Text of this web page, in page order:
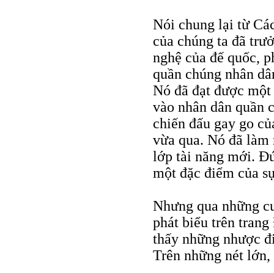
Nói chung lại từ
của chúng ta đã
nghệ của đế quốc,
quần chúng nhân
Nó đã đạt được
vào nhân dân quần
chiến đấu gay go
vừa qua. Nó đã
lớp tài năng mới.
một đặc điểm của
Nhưng qua những
phát biểu trên
thấy những nhược
Trên những nét